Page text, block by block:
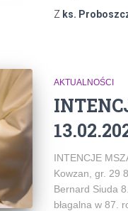
Z ks.
AKTUALNOŚCI
INTENCJE
Kowzan, gr.
Bernard Siuda
błagalna w 87.